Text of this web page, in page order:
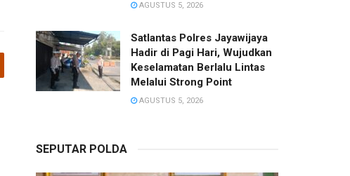
AGUSTUS 5, 2026
Satlantas Polres Jayawijaya
Hadir di Pagi Hari, Wujudkan
Keselamatan Berlalu Lintas
Melalui Strong Point
AGUSTUS 5, 2026
SEPUTAR POLDA